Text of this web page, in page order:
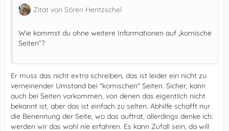
Zitat von Sören Hentzschel
Wie kommst du ohne weitere Informationen auf „komische
Seiten“?
Er muss das nicht extra schreiben, das ist leider ein nicht zu
verneinender Umstand bei "komischen" Seiten. Sicher, kann
auch bei Seiten vorkommen, von denen das eigentlich nicht
bekannt ist, aber das ist einfach zu selten. Abhilfe schafft nur
die Benennung der Seite, wo das auftrat, allerdings denke ich:
werden wir das wohl nie erfahren. Es kann Zufall sein, da will